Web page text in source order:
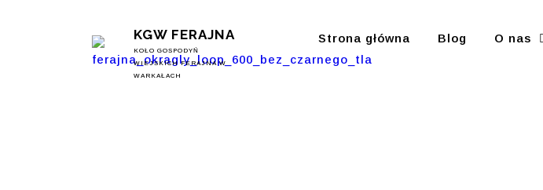
KGW FERAJNA
KOŁO GOSPODYŃ
WIEJSKICH FERAJNA W
WARKAŁACH
Strona główna Blog O nas